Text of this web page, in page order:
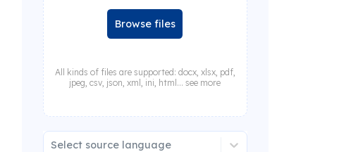
Browse files
All kinds of files are supported: docx, xlsx, pdf,
jpeg, csv, json, xml, ini, html... see more
Select source language